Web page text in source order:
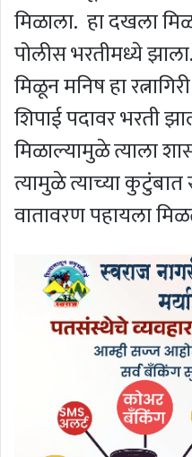
मिळाला. हा दखला
पोलीस भरतीमध्ये
मिळून मनिष हा
शिपाई पदावर भरती
मिळाल्यामुळे त्याला
त्यामुळे त्याच्या
वातावरण पहायला